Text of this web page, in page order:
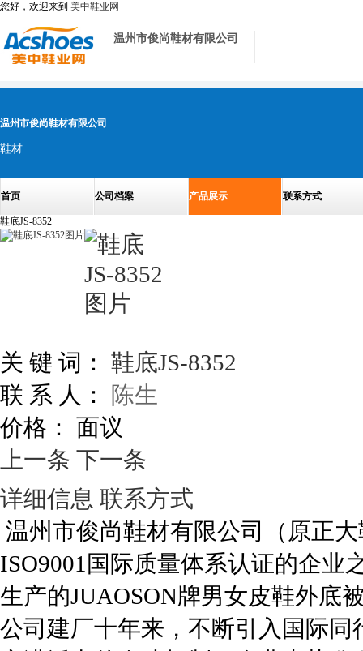
您好，欢迎来到 美中鞋业网
温州市俊尚鞋材有限公司
温州市俊尚鞋材有限公司
鞋材
首页 公司档案 产品展示 联系方式
鞋底JS-8352
关 键 词： 鞋底JS-8352
联 系 人：
陈生
价格： 面议
上一条 下一条
详细信息 联系方式
温州市俊尚鞋材有限公司（原正
ISO9001国际质量体系认证的企业
生产的JUAOSON牌男女皮鞋外底
公司建厂十年来，不断引入国际